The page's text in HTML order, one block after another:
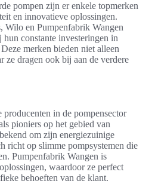
pompen zijn er enkele topmerken
en innovatieve oplossingen.
Wilo en Pumpenfabrik Wangen
constante investeringen in
merken bieden niet alleen
ze dragen ook bij aan de verdere
producenten in de pompensector
pioniers op het gebied van
om zijn energiezuinige
richt op slimme pompsystemen die
Pumpenfabrik Wangen is
waardoor ze perfect
behoeften van de klant.